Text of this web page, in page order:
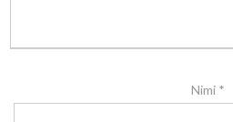
Nimi *